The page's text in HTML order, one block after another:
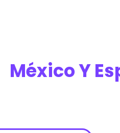
México Y